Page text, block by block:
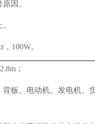
因。
， 100W。
2.8m ；
背板、电动机、发电机、